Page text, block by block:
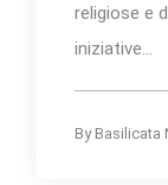
religiose e
iniziative...
By Basilicata